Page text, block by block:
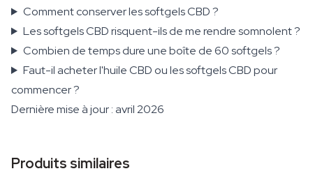
Comment conserver les softgels CBD ?
Les softgels CBD risquent-ils de me rendre somnolent ?
Combien de temps dure une boîte de 60 softgels ?
Faut-il acheter l'huile CBD ou les softgels CBD pour
commencer ?
Dernière mise à jour : avril 2026
Produits similaires